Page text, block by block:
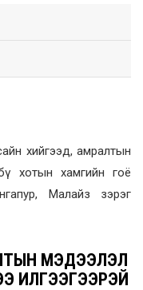
хийгээд, амралтын
хотын хамгийн гоё
Малайз зэрэг
МЭДЭЭЛЭЛ
ИЛГЭЭГЭЭРЭЙ